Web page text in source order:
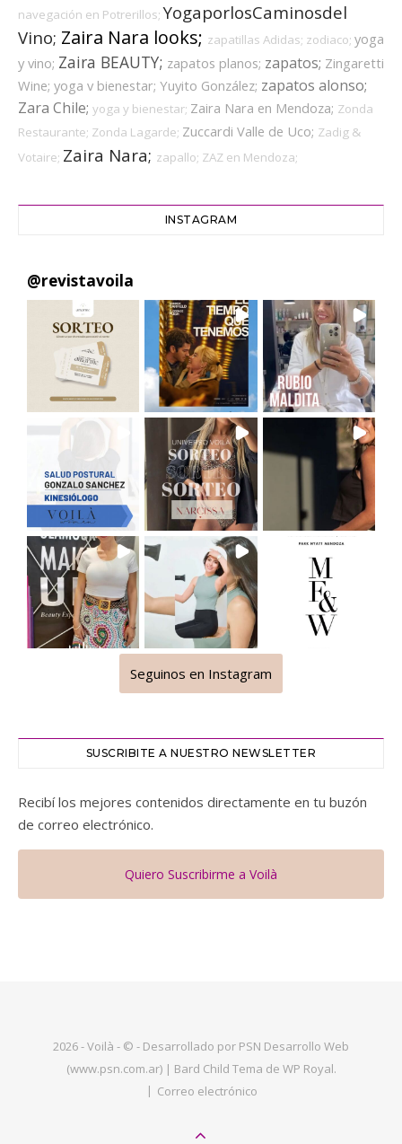
navegación en Potrerillos; YogaporlosCaminosdel
Vino; Zaira Nara looks; zapatillas Adidas; zodiaco; yoga
y vino; Zaira BEAUTY; zapatos planos; zapatos; Zingaretti
Wine; yoga v bienestar; Yuyito González; zapatos alonso;
Zara Chile; yoga y bienestar; Zaira Nara en Mendoza; Zonda
Restaurante; Zonda Lagarde; Zuccardi Valle de Uco; Zadig &
Votaire; Zaira Nara; zapallo; ZAZ en Mendoza;
INSTAGRAM
@revistavoila
Seguinos en Instagram
SUSCRIBITE A NUESTRO NEWSLETTER
Recibí los mejores contenidos directamente en tu buzón
de correo electrónico.
Quiero Suscribirme a Voilà
2026 - Voilà - © - Desarrollado por PSN Desarrollo Web
(www.psn.com.ar) | Bard Child Tema de WP Royal.
Correo electrónico